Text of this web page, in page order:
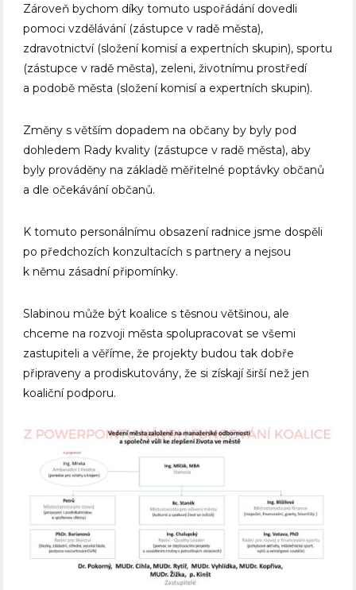
Zároveň bychom díky tomuto uspořádání dovedli
pomoci vzdělávání (zástupce v radě města),
zdravotnictví (složení komisí a expertních skupin), sportu
(zástupce v radě města), zeleni, životnímu prostředí
a podobě města (složení komisí a expertních skupin).
Změny s větším dopadem na občany by byly pod
dohledem Rady kvality (zástupce v radě města), aby
byly prováděny na základě měřitelné poptávky občanů
a dle očekávání občanů.
K tomuto personálnímu obsazení radnice jsme dospěli
po předchozích konzultacích s partnery a nejsou
k němu zásadní připomínky.
Slabinou může být koalice s těsnou většinou, ale
chceme na rozvoji města spolupracovat se všemi
zastupiteli a věříme, že projekty budou tak dobře
připraveny a prodiskutovány, že si získají širší než jen
koaliční podporu.